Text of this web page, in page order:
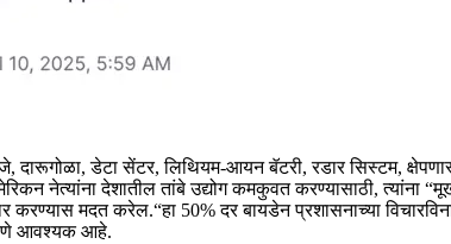
दारूगोळा, डेटा सेंटर, लिथियम-आयन बॅटरी, रडार सिस्टम,
नेत्यांना देशातील तांबे उद्योग कमकुवत करण्यासाठी,
करण्यास मदत करेल.“हा 50% दर बायडेन प्रशासनाच्या
आवश्यक आहे.